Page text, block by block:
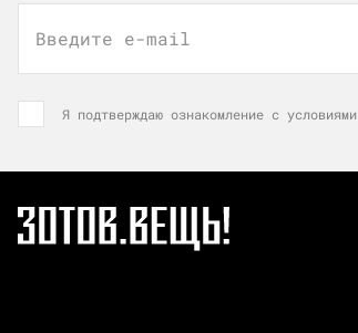
Введите e-mail
Я подтверждаю ознакомление с условиями